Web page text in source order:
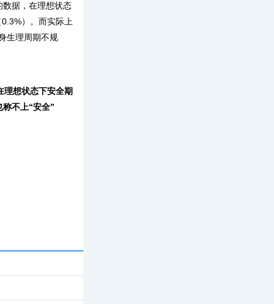
数据，在理想状态
）。而实际上
生理周期不规
理想状态下安全期
不上“安全”